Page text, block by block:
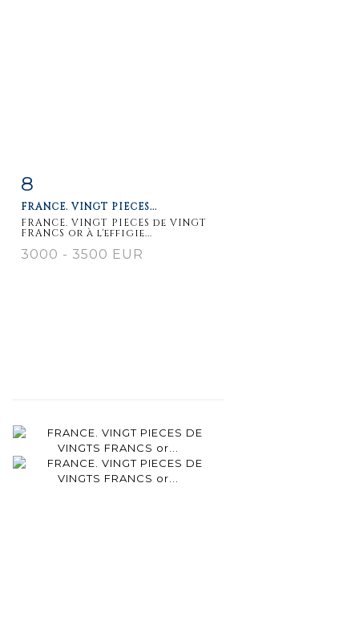
8
FRANCE. VINGT PIECES...
FRANCE. VINGT PIECES de VINGT
FRANCS or à l'effigie...
3000 - 3500 EUR